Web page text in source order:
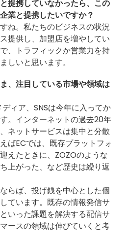
提携していなかったら、この
業と提携したいですか？
ね。私たちのビジネスの状況
提供し、加盟店を増やしてい
、トラフィックか営業力を持
しいと思います。
、注目している市場や領域は
ィア、SNSは今年に入ってか
。インターネットの過去20年
ネットサービスは集中と分散
ばECでは、既存プラットフォ
えたときに、ZOZOのような
上がった、など歴史は繰り返
らば、投げ銭を中心とした個
ています。既存の情報発信サ
いった課題を解決する配信サ
ースの領域は伸びていくと考